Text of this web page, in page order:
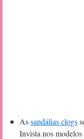
Assandálias clogs
Invista nos modelos